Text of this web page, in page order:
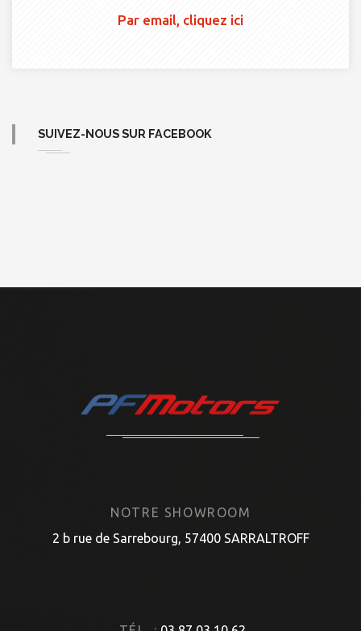
Par email, cliquez ici
SUIVEZ-NOUS SUR FACEBOOK
NOTRE SHOWROOM
2 b rue de Sarrebourg, 57400 SARRALTROFF